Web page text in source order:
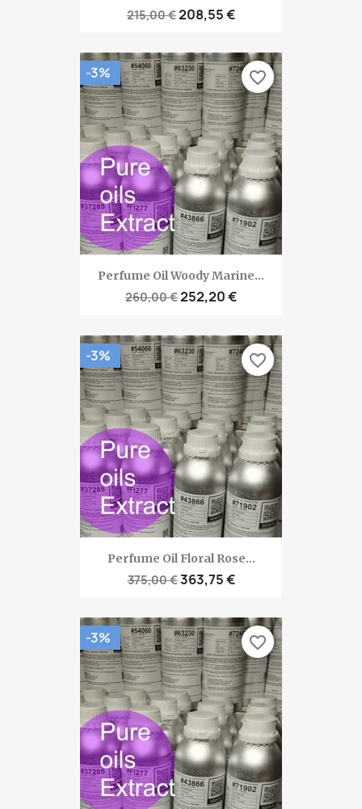
215,00 €208,55 €
Perfume Oil Woody Marine...
260,00 €252,20 €
-3% favorite_border
Perfume Oil Floral Rose...
375,00 €363,75 €
-3% favorite_border
-3% favorite_border